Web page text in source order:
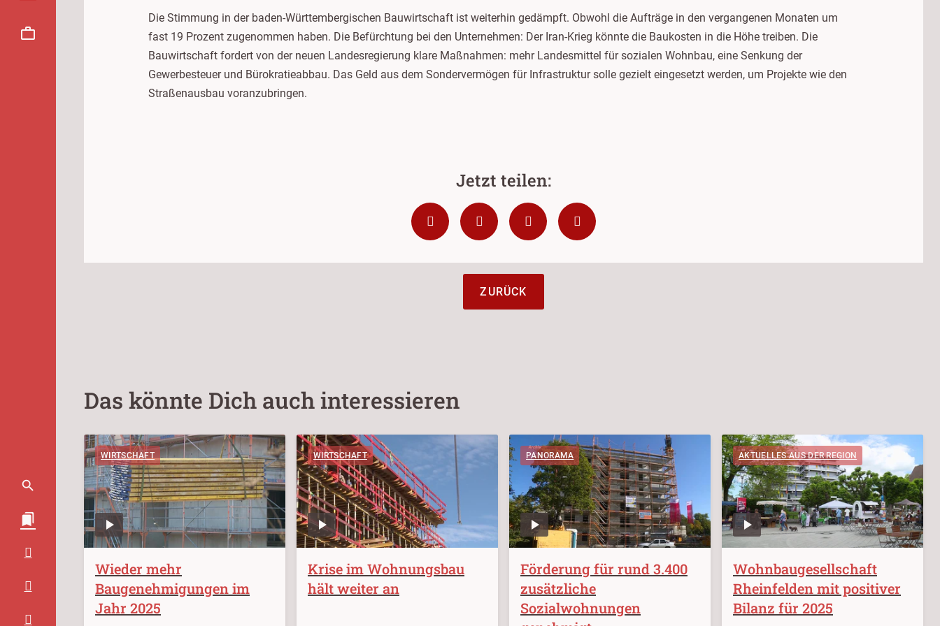
Die Stimmung in der baden-Württembergischen Bauwirtschaft ist weiterhin gedämpft. Obwohl die Aufträge in den vergangenen Monaten um
fast 19 Prozent zugenommen haben. Die Befürchtung bei den Unternehmen: Der Iran-Krieg könnte die Baukosten in die Höhe treiben. Die
Bauwirtschaft fordert von der neuen Landesregierung klare Maßnahmen: mehr Landesmittel für sozialen Wohnbau, eine Senkung der
Gewerbesteuer und Bürokratieabbau. Das Geld aus dem Sondervermögen für Infrastruktur solle gezielt eingesetzt werden, um Projekte wie den
Straßenausbau voranzubringen.
ZURÜCK
Das könnte Dich auch interessieren
WIRTSCHAFT
Wieder mehr
Baugenehmigungen im
Jahr 2025
WIRTSCHAFT
Krise im Wohnungsbau
hält weiter an
PANORAMA
Förderung für rund 3.400
zusätzliche
Sozialwohnungen
AKTUELLES AUS DER REGION
Wohnbaugesellschaft
Rheinfelden mit positiver
Bilanz für 2025